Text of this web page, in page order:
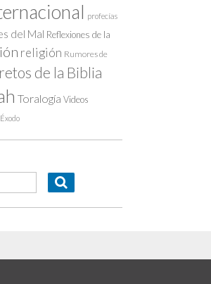
profecías
del Mal Reflexiones de la
religión Rumores de
de la Biblia
Toralogía Videos
Éxodo